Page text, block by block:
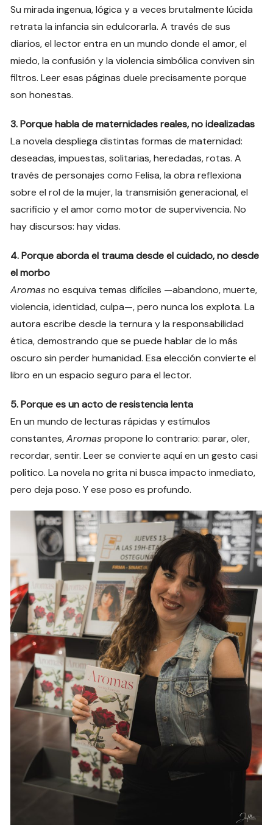
Su mirada ingenua, lógica y a veces brutalmente lúcida
retrata la infancia sin edulcorarla. A través de sus
diarios, el lector entra en un mundo donde el amor, el
miedo, la confusión y la violencia simbólica conviven sin
filtros. Leer esas páginas duele precisamente porque
son honestas.
3. Porque habla de maternidades reales, no idealizadas
La novela despliega distintas formas de maternidad:
deseadas, impuestas, solitarias, heredadas, rotas. A
través de personajes como Felisa, la obra reflexiona
sobre el rol de la mujer, la transmisión generacional, el
sacrificio y el amor como motor de supervivencia. No
hay discursos: hay vidas.
4. Porque aborda el trauma desde el cuidado, no desde
el morbo
Aromasno esquiva temas difíciles —abandono, muerte,
violencia, identidad, culpa—, pero nunca los explota. La
autora escribe desde la ternura y la responsabilidad
ética, demostrando que se puede hablar de lo más
oscuro sin perder humanidad. Esa elección convierte el
libro en un espacio seguro para el lector.
5. Porque es un acto de resistencia lenta
En un mundo de lecturas rápidas y estímulos
constantes,Aromaspropone lo contrario: parar, oler,
recordar, sentir. Leer se convierte aquí en un gesto casi
político. La novela no grita ni busca impacto inmediato,
pero deja poso. Y ese poso es profundo.